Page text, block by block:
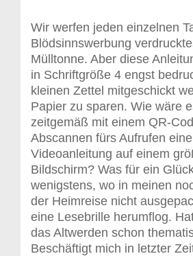
Wir werfen jeden einzelnen
Blödsinnswerbung
Mülltonne. Aber diese
in Schriftgröße 4 engst
kleinen Zettel mitgeschickt
Papier zu sparen. Wie wäre
zeitgemäß mit einem QR-
Abscannen fürs Aufrufen
Videoanleitung auf einem
Bildschirm? Was für ein
wenigstens, wo in meinen
der Heimreise nicht
eine Lesebrille herumflog.
das Altwerden schon
Beschäftigt mich in letzter